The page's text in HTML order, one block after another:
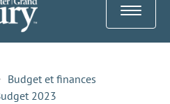
Toggle
Budget et finances
2023